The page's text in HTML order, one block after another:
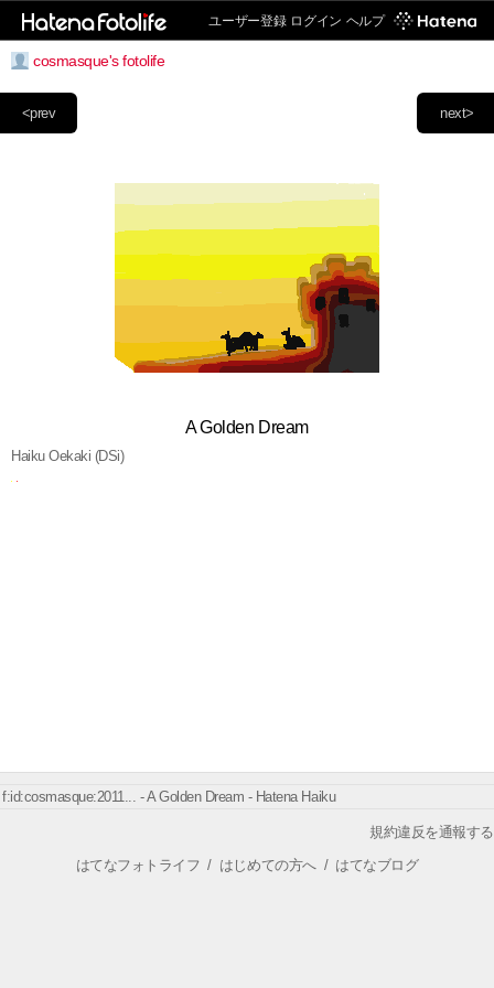
ユーザー登録 ログイン ヘルプ
cosmasque's fotolife
next>
<prev
A Golden Dream
Haiku Oekaki (DSi)
f:id:cosmasque:2011... - A Golden Dream - Hatena Haiku
規約違反を通報する
はてなフォトライフ / はじめての方へ/ はてなブログ